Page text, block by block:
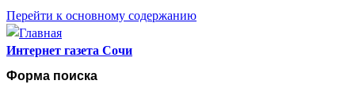
Перейти к основному содержанию
Интернет газета Сочи
Форма поиска